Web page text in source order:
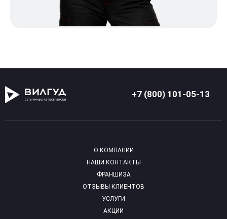
+7 (800) 101-05-13
О КОМПАНИИ
НАШИ КОНТАКТЫ
ФРАНШИЗА
ОТЗЫВЫ КЛИЕНТОВ
УСЛУГИ
АКЦИИ